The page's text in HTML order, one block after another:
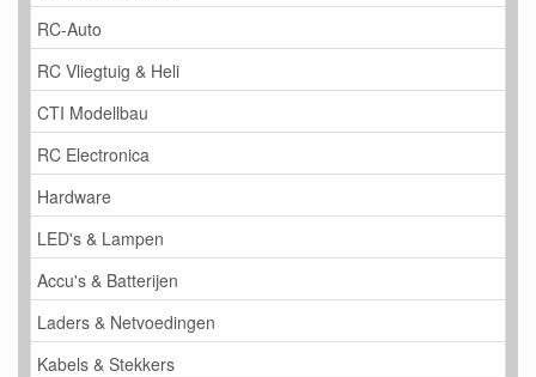
RC-Auto
RC Vliegtuig & Heli
CTI Modellbau
RC Electronica
Hardware
LED's & Lampen
Accu's & Batterijen
Laders & Netvoedingen
Kabels & Stekkers